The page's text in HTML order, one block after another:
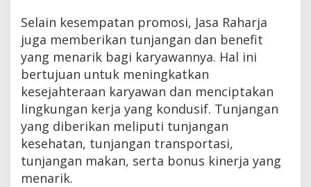
Selain kesempatan promosi, Jasa Raharja
juga memberikan tunjangan dan benefit
yang menarik bagi karyawannya. Hal ini
bertujuan untuk meningkatkan
kesejahteraan karyawan dan menciptakan
lingkungan kerja yang kondusif. Tunjangan
yang diberikan meliputi tunjangan
kesehatan, tunjangan transportasi,
tunjangan makan, serta bonus kinerja yang
menarik.